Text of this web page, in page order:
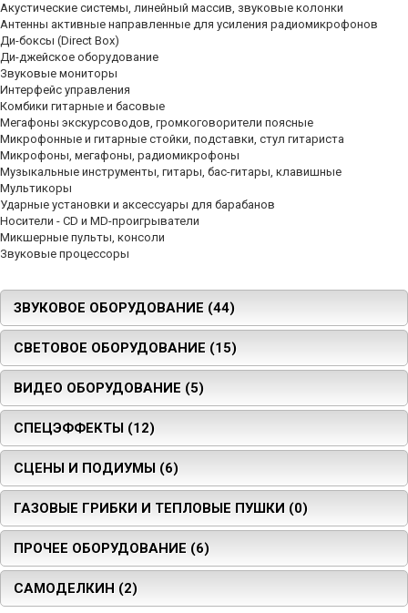
Акустические системы, линейный массив, звуковые колонки
Антенны активные направленные для усиления радиомикрофонов
Ди-боксы (Direct Box)
Ди-джейское оборудование
Звуковые мониторы
Интерфейс управления
Комбики гитарные и басовые
Мегафоны экскурсоводов, громкоговорители поясные
Микрофонные и гитарные стойки, подставки, стул гитариста
Микрофоны, мегафоны, радиомикрофоны
Музыкальные инструменты, гитары, бас-гитары, клавишные
Мультикоры
Ударные установки и аксессуары для барабанов
Носители - CD и MD-проигрыватели
Микшерные пульты, консоли
Звуковые процессоры
ЗВУКОВОЕ ОБОРУДОВАНИЕ (44)
СВЕТОВОЕ ОБОРУДОВАНИЕ (15)
ВИДЕО ОБОРУДОВАНИЕ (5)
СПЕЦЭФФЕКТЫ (12)
СЦЕНЫ И ПОДИУМЫ (6)
ГАЗОВЫЕ ГРИБКИ И ТЕПЛОВЫЕ ПУШКИ (0)
ПРОЧЕЕ ОБОРУДОВАНИЕ (6)
САМОДЕЛКИН (2)